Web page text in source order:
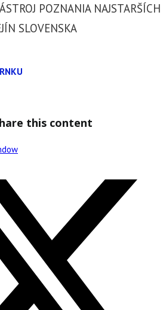
POZNANIA NAJSTARŠÍCH
SLOVENSKA
this content